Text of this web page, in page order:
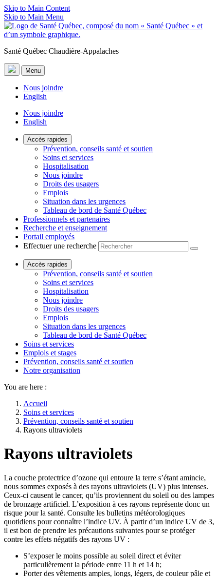
Skip to Main Content
Skip to Main Menu
Santé Québec Chaudière-Appalaches
Menu
Nous joindre
English
Nous joindre
English
Accès rapides
Prévention, conseils santé et soutien
Soins et services
Hospitalisation
Nous joindre
Droits des usagers
Emplois
Situation dans les urgences
Tableau de bord de Santé Québec
Professionnels et partenaires
Recherche et enseignement
Portail employés
Effectuer une recherche
Accès rapides
Prévention, conseils santé et soutien
Soins et services
Hospitalisation
Nous joindre
Droits des usagers
Emplois
Situation dans les urgences
Tableau de bord de Santé Québec
Soins et services
Emplois et stages
Prévention, conseils santé et soutien
Notre organisation
You are here :
Accueil
Soins et services
Prévention, conseils santé et soutien
Rayons ultraviolets
Rayons ultraviolets
La couche protectrice d’ozone qui entoure la terre s’étant amincie,
nous sommes exposés à des rayons ultraviolets (UV) plus intenses.
Ceux-ci causent le cancer, qu’ils proviennent du soleil ou des lampes
de bronzage artificiel. L’exposition à ces rayons représente donc un
risque pour la santé. Consulte les bulletins météorologiques
quotidiens pour connaître l’indice UV. À partir d’un indice UV de 3,
il est bon de prendre les précautions suivantes pour se protéger
contre les effets négatifs des rayons UV :
S’exposer le moins possible au soleil direct et éviter
particulièrement la période entre 11 h et 14 h;
Porter des vêtements amples, longs, légers, de couleur pâle et